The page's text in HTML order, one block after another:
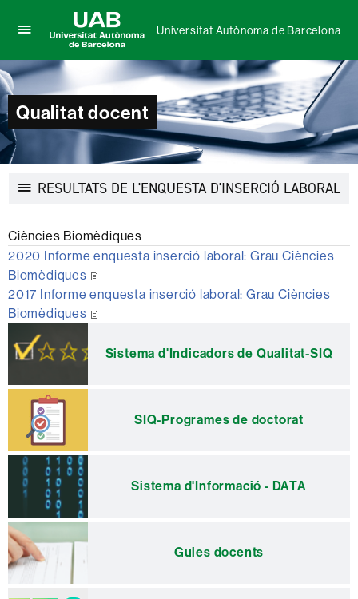
per
desplegar
el
menú
de
Universitat
Barcelona
Universitat
Autònoma
de
Barcelona
Universitat Autònoma de Barcelona
Qualitat docent
RESULTATS DE L'ENQUESTA D'INSERCIÓ LABORAL
Ciències Biomèdiques
2020 Informe enquesta inserció laboral: Grau Ciències
Biomèdiques
2017 Informe enquesta inserció laboral: Grau Ciències
Biomèdiques
Informació
complementàriaSistema d'Indicadors de Qualitat-SIQ
SIQ-Programes de doctorat
Sistema d'Informació - DATA
Guies docents